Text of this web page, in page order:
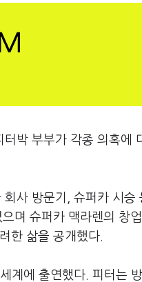
터박 부부가 각종 의혹에
사 방문기
슈퍼카 시승
며 슈퍼카 맥라렌의 창업
한 삶을 공개했다
계에 출연했다 피터는